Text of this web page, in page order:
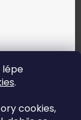
lépe
.
cookies,